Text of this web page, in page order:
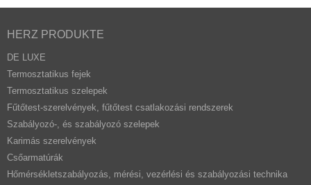
HERZ PRODUKTE
DE LUXE
Termosztatikus fejek
Termosztatikus szelepek
Fűtőtest-szerelvények, fűtőtest csatlakozási rendszerek
Szabályozó-, és szabályozó szelepek
Karimás szerelvények
Csőarmatúrák
Hőmérsékletszabályozás, mérési, vezérlési és szabályozási technika